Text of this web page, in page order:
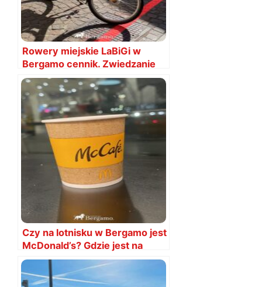
Rowery miejskie LaBiGi w
Bergamo cennik. Zwiedzanie
Bergamo rowerem
Czy na lotnisku w Bergamo jest
McDonald’s? Gdzie jest na
lotnisku?